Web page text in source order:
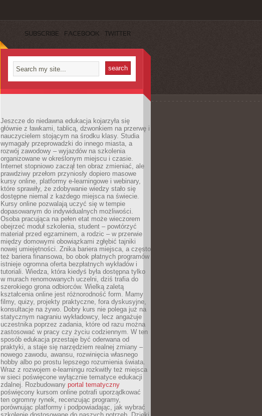
SUBSCRIBE FACEBOOK TWITTER
Jeszcze do niedawna edukacja kojarzyła się
głównie z ławkami, tablicą, dzwonkiem na przerwę i
nauczycielem stojącym na środku klasy. Studia
wymagały przeprowadzki do innego miasta, a
rozwój zawodowy – wyjazdów na szkolenia
organizowane w określonym miejscu i czasie.
Internet stopniowo zaczął ten obraz zmieniać, ale
prawdziwy przełom przyniosły dopiero masowe
kursy online, platformy e-learningowe i webinary,
które sprawiły, że zdobywanie wiedzy stało się
dostępne niemal z każdego miejsca na świecie.
Kursy online pozwalają uczyć się w tempie
dopasowanym do indywidualnych możliwości.
Osoba pracująca na pełen etat może wieczorem
obejrzeć moduł szkolenia, student – powtórzyć
materiał przed egzaminem, a rodzic – w przerwie
między domowymi obowiązkami zgłębić tajniki
nowej umiejętności. Znika bariera miejsca, a często
też bariera finansowa, bo obok płatnych programów
istnieje ogromna oferta bezpłatnych wykładów i
tutoriali. Wiedza, która kiedyś była dostępna tylko
w murach renomowanych uczelni, dziś trafia do
szerokiego grona odbiorców. Wielką zaletą
kształcenia online jest różnorodność form. Mamy
filmy, quizy, projekty praktyczne, fora dyskusyjne,
konsultacje na żywo. Dobry kurs nie polega już na
statycznym nagraniu wykładowcy, lecz angażuje
uczestnika poprzez zadania, które od razu można
zastosować w pracy czy życiu codziennym. W ten
sposób edukacja przestaje być oderwana od
praktyki, a staje się narzędziem realnej zmiany –
nowego zawodu, awansu, rozwinięcia własnego
hobby albo po prostu lepszego rozumienia świata.
Wraz z rozwojem e-learningu rozkwitły też miejsca
w sieci poświęcone wyłącznie tematyce edukacji
zdalnej. Rozbudowany portal tematyczny
poświęcony kursom online potrafi uporządkować
ten ogromny rynek, recenzując programy,
porównując platformy i podpowiadając, jak wybrać